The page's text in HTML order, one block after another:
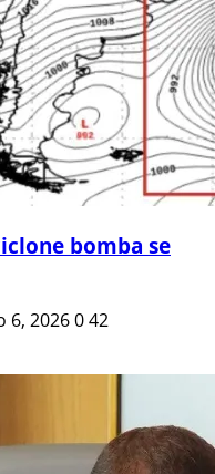
bomba se
6, 2026042